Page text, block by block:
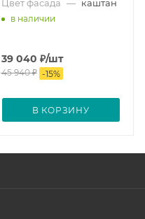
Цвет фасада — каштан
в наличии
39 040 ₽/шт
45 940₽ -15%
В КОРЗИНУ